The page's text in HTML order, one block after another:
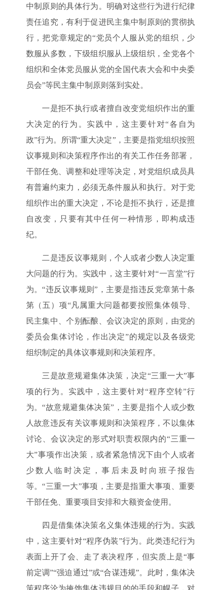
中制原则的具体行为。明确对这些行为进行纪律
责任追究，有利于促进民主集中制原则的贯彻执
行，把党章规定的“党员个人服从党的组织，少
数服从多数，下级组织服从上级组织，全党各个
组织和全体党员服从党的全国代表大会和中央委
员会”等民主集中制原则落到实处。
一是拒不执行或者擅自改变党组织作出的重
大决定的行为。实践中，这主要针对“各自为
政”行为。所谓“重大决定”，主要是指党组织按照
议事规则和决策程序作出的有关工作任务部署，
干部任免、调整和处理等决定，对党组织成员具
有普遍约束力，必须无条件服从和执行。对于党
组织作出的重大决定，不论是拒不执行，还是擅
自改变，只要有其中任何一种情形，即构成违
纪。
二是违反议事规则，个人或者少数人决定重
大问题的行为。实践中，这主要针对“一言堂”行
为。“违反议事规则”，主要是指违反党章第十条
第（五）项“凡属重大问题都要按照集体领导、
民主集中、个别酝酿、会议决定的原则，由党的
委员会集体讨论，作出决定”的规定以及各级党
组织制定的具体议事规则和决策程序。
三是故意规避集体决策，决定“三重一大”事
项的行为。实践中，这主要针对“程序空转”行
为。“故意规避集体决策”，主要是指个人或少数
人故意违反有关议事规则和决策程序，不以集体
讨论、会议决定的形式对职责权限内的“三重一
大”事项作出决策，或者紧急情况下由个人或者
少数人临时决定，事后未及时向班子报告
等。“三重一大”事项，主要是指重大事项、重要
干部任免、重要项目安排和大额资金使用。
四是借集体决策名义集体违规的行为。实践
中，这主要针对“程序伪装”行为。此类违纪行为
表面上开了会、走了表决程序，但实质上是“事
前定调”“强迫通过”或“合谋违规”。此时，集体决
策程序沦为掩饰集体违规目的的手段和幌子，对